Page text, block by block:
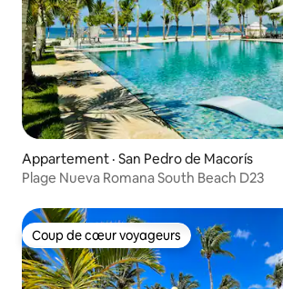
Appartement · San Pedro de Macorís
Plage Nueva Romana South Beach D23
Coup de cœur voyageurs
Coup de cœur voyageurs